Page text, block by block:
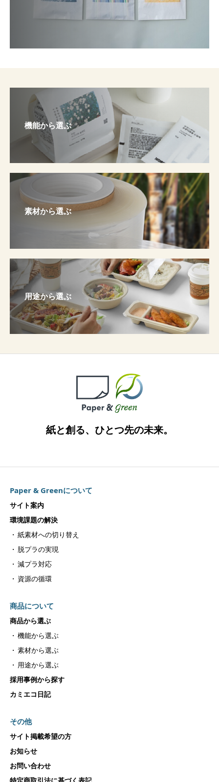
機能から選ぶ
素材から選ぶ
用途から選ぶ
紙と創る、ひとつ先の未来。
Paper & Greenについて
サイト案内
環境課題の解決
紙素材への切り替え
脱プラの実現
減プラ対応
資源の循環
商品について
商品から選ぶ
機能から選ぶ
素材から選ぶ
用途から選ぶ
採用事例から探す
カミエコ日記
その他
サイト掲載希望の方
お知らせ
お問い合わせ